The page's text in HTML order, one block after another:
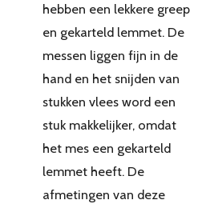
hebben een lekkere greep
en gekarteld lemmet. De
messen liggen fijn in de
hand en het snijden van
stukken vlees word een
stuk makkelijker, omdat
het mes een gekarteld
lemmet heeft. De
afmetingen van deze